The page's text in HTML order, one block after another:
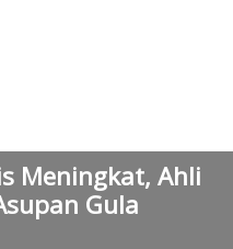
Meningkat, Ahli
Gula